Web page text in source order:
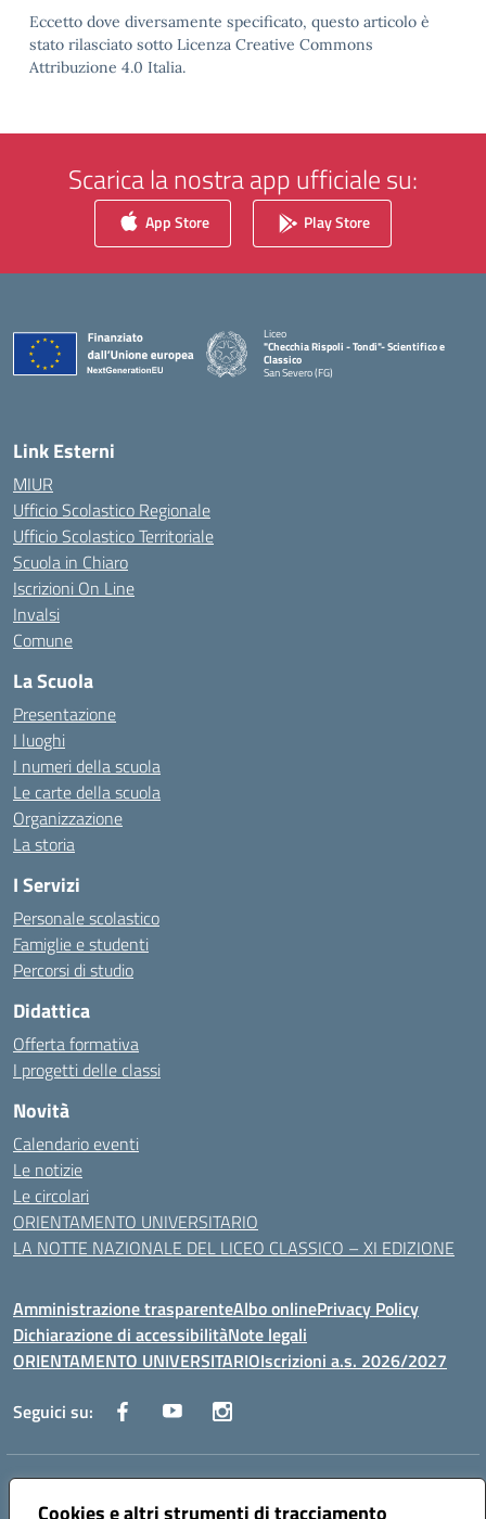
Cookies e altri strumenti di tracciamento
Eccetto dove diversamente specificato, questo articolo è
stato rilasciato sotto Licenza Creative Commons
Attribuzione 4.0 Italia.
Scarica la nostra app ufficiale su:
App Store Play Store
Liceo
"Checchia Rispoli - Tondi"- Scientifico e
Classico
San Severo (FG)
Link Esterni
MIUR
Ufficio Scolastico Regionale
Ufficio Scolastico Territoriale
Scuola in Chiaro
Iscrizioni On Line
Invalsi
Comune
La Scuola
Presentazione
I luoghi
I numeri della scuola
Le carte della scuola
Organizzazione
La storia
I Servizi
Personale scolastico
Famiglie e studenti
Percorsi di studio
Didattica
Offerta formativa
I progetti delle classi
Novità
Calendario eventi
Le notizie
Le circolari
ORIENTAMENTO UNIVERSITARIO
LA NOTTE NAZIONALE DEL LICEO CLASSICO – XI EDIZIONE
Amministrazione trasparenteAlbo onlinePrivacy Policy
Dichiarazione di accessibilitàNote legali
ORIENTAMENTO UNIVERSITARIOIscrizioni a.s. 2026/2027
Seguici su:
Indirizzo:
Centralino:0882 331218 Email:fgps210002@istruzione.it